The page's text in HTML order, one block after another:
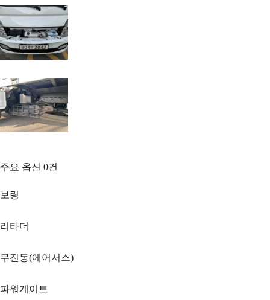
주요 옵션 0건
보링
리타더
무진동(에어서스)
파워게이트